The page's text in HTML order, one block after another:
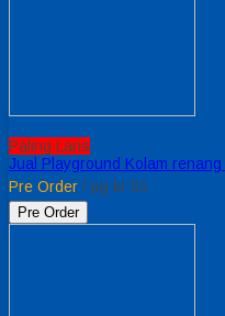
Paling Laris
Jual Playground Kolam renang
Pre Order / pg kr 01
Pre Order